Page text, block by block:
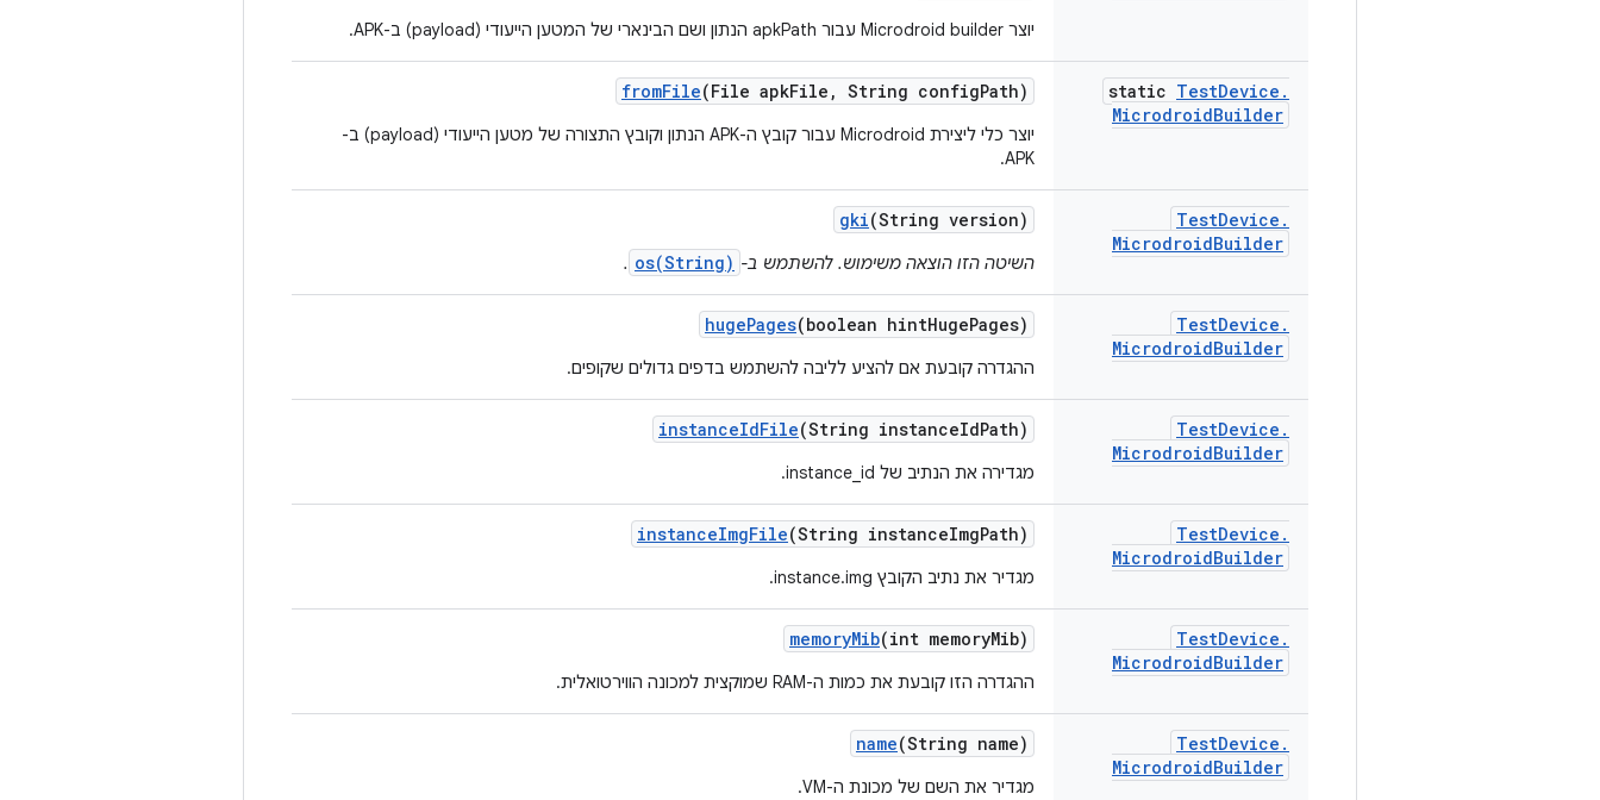
יוצר Microdroid builder עבור apkPath הנתון ושם הבינארי של המטען הייעודי (payload) ב-APK.
static TestDevice .
MicrodroidBuilder
fromFile(File apkFile , String configPath)
יוצר כלי ליצירת Microdroid עבור קובץ ה-APK הנתון וקובץ התצורה של מטען הייעודי (payload) ב-
APK.
TestDevice .
MicrodroidBuilder
gki(String version)
השיטה הזו הוצאה משימוש. להשתמש ב- os(String)
.
TestDevice .
MicrodroidBuilder
hugePages(boolean hintHugePages)
ההגדרה קובעת אם להציע לליבה להשתמש בדפים גדולים שקופים.
TestDevice .
MicrodroidBuilder
instanceIdFile(String instanceIdPath)
מגדירה את הנתיב של instance_id.
TestDevice .
MicrodroidBuilder
instanceImgFile(String instanceImgPath)
מגדיר את נתיב הקובץ instance.img.
TestDevice .
MicrodroidBuilder
memoryMib(int memoryMib)
ההגדרה הזו קובעת את כמות ה-RAM שמוקצית למכונה הווירטואלית.
TestDevice .
MicrodroidBuilder
name(String name)
מגדיר את השם של מכונת ה-VM.